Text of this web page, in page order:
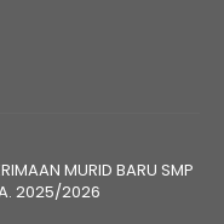
MURID BARU SMP
2025/2026